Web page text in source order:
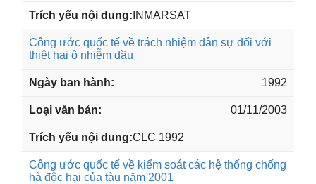
INMARSAT
Công ước quốc tế về trách nhiệm dân sự đối với
thiệt hại ô nhiễm dầu
1992
01/11/2003
CLC 1992
Công ước quốc tế về kiểm soát các hệ thống chống
hà độc hại của tàu năm 2001